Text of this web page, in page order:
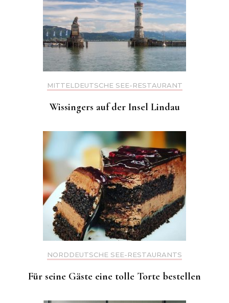
MITTELDEUTSCHE SEE-RESTAURANT
Wissingers auf der Insel Lindau
NORDDEUTSCHE SEE-RESTAURANTS
Für seine Gäste eine tolle Torte bestellen